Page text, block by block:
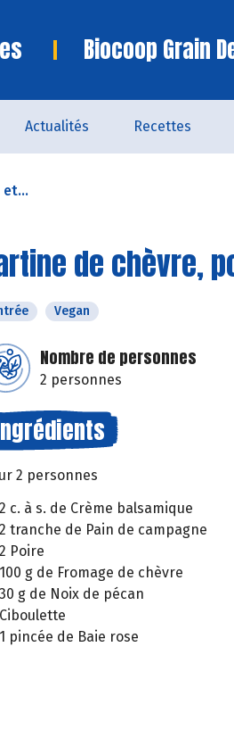
Biocoop Grain
Actualités Recettes
et...
de chèvre,
Vegan
Nombre de personnes
2 personnes
2 personnes
2 c. à s. de Crème balsamique
2 tranche de Pain de campagne
2 Poire
100 g de Fromage de chèvre
30 g de Noix de pécan
Ciboulette
1 pincée de Baie rose